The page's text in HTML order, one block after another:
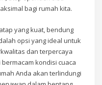
bagi rumah kita.
yang kuat, bendung
opsi yang ideal untuk
dan terpercaya
kondisi cuaca
Anda akan terlindungi